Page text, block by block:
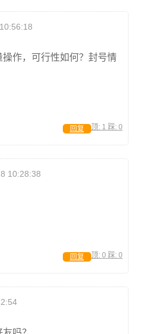
作，可行性如何？封号情
顶: 1 踩: 0
回复
10:28:38
顶: 0 踩: 0
回复